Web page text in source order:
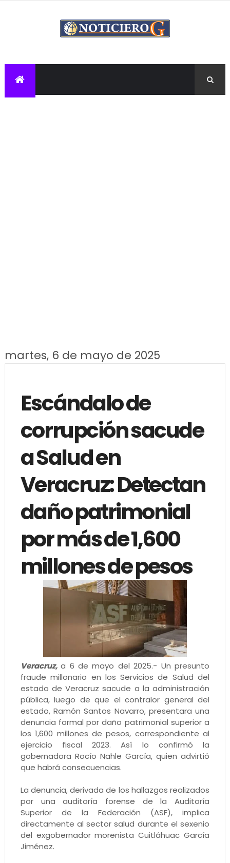
martes, 6 de mayo de 2025
Escándalo de
corrupción sacude
a Salud en
Veracruz: Detectan
daño patrimonial
por más de 1,600
millones de pesos
Veracruz,a 6 de mayo del 2025.- Un presunto
fraude millonario en los Servicios de Salud del
estado de Veracruz sacude a la administración
pública, luego de que el contralor general del
estado, Ramón Santos Navarro, presentara una
denuncia formal por daño patrimonial superior a
los 1,600 millones de pesos, correspondiente al
ejercicio fiscal 2023. Así lo confirmó la
gobernadora Rocío Nahle García, quien advirtió
que habrá consecuencias.
La denuncia, derivada de los hallazgos realizados
por una auditoría forense de la Auditoría
Superior de la Federación (ASF), implica
directamente al sector salud durante el sexenio
del exgobernador morenista Cuitláhuac García
Jiménez.